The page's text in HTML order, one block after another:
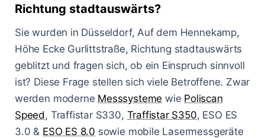
Richtung stadtauswärts?
Sie wurden in Düsseldorf, Auf dem Hennekamp,
Höhe Ecke Gurlittstraße, Richtung stadtauswärts
geblitzt und fragen sich, ob ein Einspruch sinnvoll
ist? Diese Frage stellen sich viele Betroffene. Zwar
werden moderne Messsysteme wie Poliscan
Speed, Traffistar S330, Traffistar S350, ESO ES
3.0 & ESO ES 8.0 sowie mobile Lasermessgeräte